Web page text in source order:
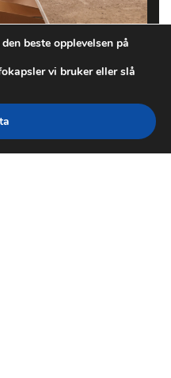
beste opplevelsen på
vi bruker eller slå